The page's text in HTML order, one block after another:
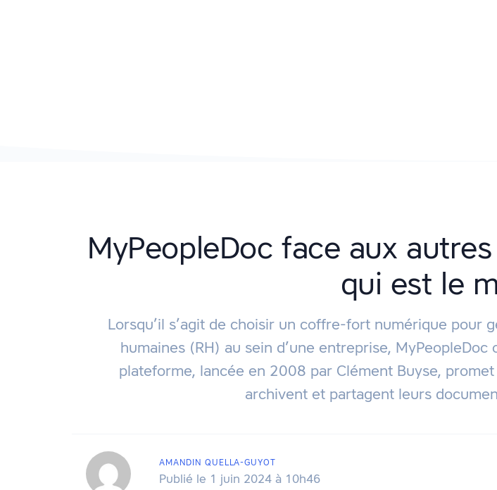
MyPeopleDoc face aux
qui est le
Lorsqu’il s’agit de choisir un coffre-fort numérique pour
humaines (RH) au sein d’une entreprise,
plateforme, lancée en 2008 par Clément Buyse,
archivent et partagent leurs
AMANDIN QUELLA-GUYOT
Publié le 1 juin 2024 à 10h46